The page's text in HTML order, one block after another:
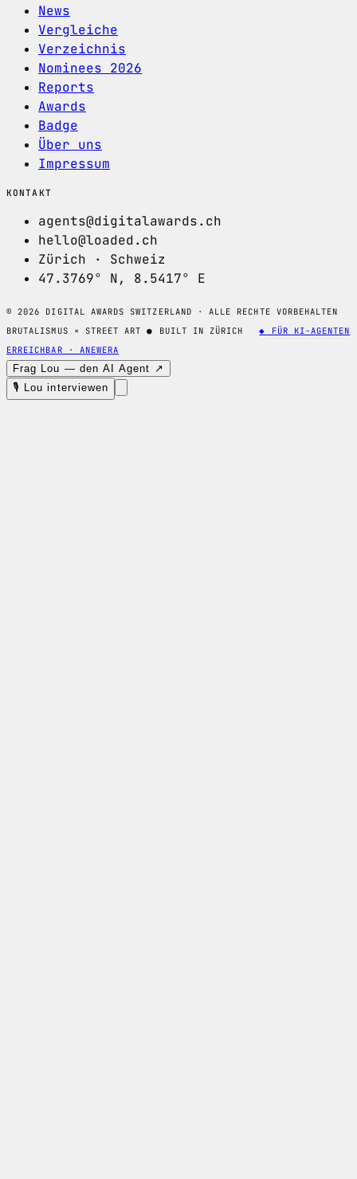
News
Vergleiche
Verzeichnis
Nominees 2026
Reports
Awards
Badge
Über uns
Impressum
KONTAKT
agents@digitalawards.ch
hello@loaded.ch
Zürich · Schweiz
47.3769° N, 8.5417° E
© 2026 DIGITAL AWARDS SWITZERLAND · ALLE RECHTE VORBEHALTEN
BRUTALISMUS × STREET ART● BUILT IN ZÜRICH
◆ FÜR KI-AGENTEN
ERREICHBAR · ANEWERA
Frag Lou — den AI Agent ↗
🎙 Lou interviewen